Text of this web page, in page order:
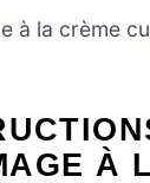
à la crème
À